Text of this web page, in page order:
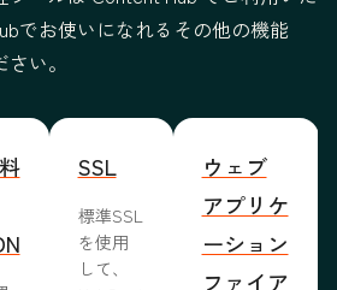
でお使いになれるその他の機能
い。
SSL
標準SSL
を使用
して、
ウェブ
アプリケ
ーション
ファイア